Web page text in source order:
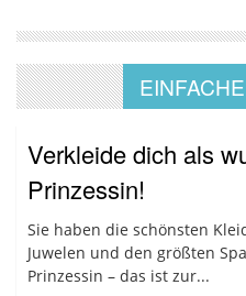
Verkleide dich als
Prinzessin!
Sie haben die schönsten
Juwelen und den größten
Prinzessin – das ist zur...